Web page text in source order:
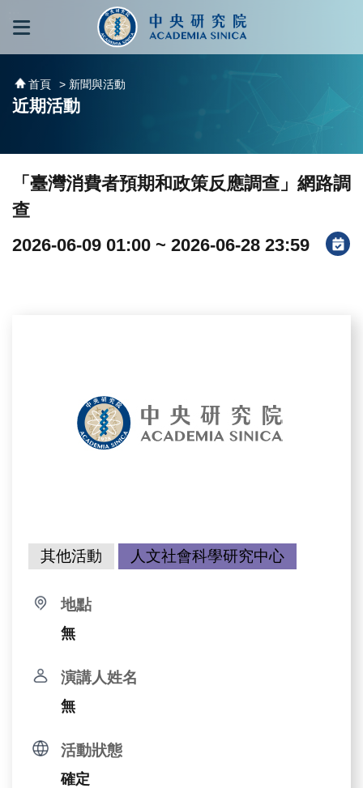
跳到主要內容區塊
首頁 > 新聞與活動
近期活動
其他活動 人文社會科學研究中心
地點
無
演講人姓名
無
活動狀態
確定
「臺灣消費者預期和政策反應調查」網路調
查
2026-06-09 01:00 ~ 2026-06-28 23:59